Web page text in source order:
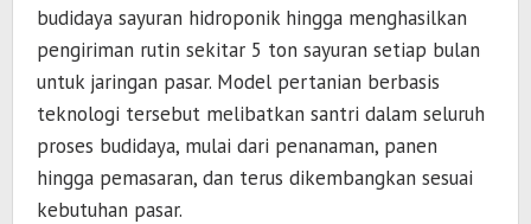
budidaya sayuran hidroponik hingga menghasilkan
pengiriman rutin sekitar 5 ton sayuran setiap bulan
untuk jaringan pasar. Model pertanian berbasis
teknologi tersebut melibatkan santri dalam seluruh
proses budidaya, mulai dari penanaman, panen
hingga pemasaran, dan terus dikembangkan sesuai
kebutuhan pasar.